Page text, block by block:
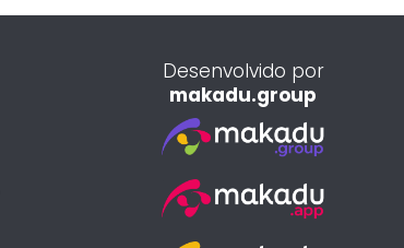
Desenvolvido por
makadu.group